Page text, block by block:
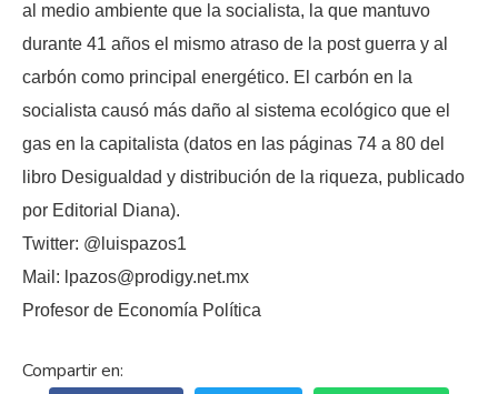
al medio ambiente que la socialista, la que mantuvo
durante 41 años el mismo atraso de la post guerra y al
carbón como principal energético. El carbón en la
socialista causó más daño al sistema ecológico que el
gas en la capitalista (datos en las páginas 74 a 80 del
libro Desigualdad y distribución de la riqueza, publicado
por Editorial Diana).
Twitter: @luispazos1
Mail: lpazos@prodigy.net.mx
Profesor de Economía Política